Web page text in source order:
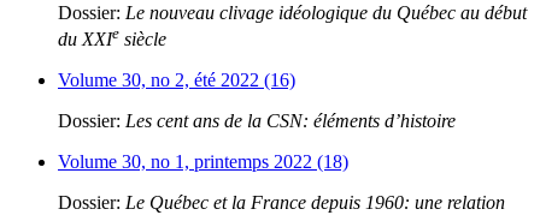
Dossier: Le nouveau clivage idéologique du Québec au début
du XXIe siècle
Volume 30, no 2, été 2022 (16)
Dossier: Les cent ans de la CSN: éléments d’histoire
Volume 30, no 1, printemps 2022 (18)
Dossier: Le Québec et la France depuis 1960: une relation